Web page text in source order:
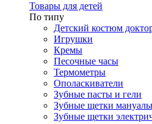
Товары для детей
По типу
Детский костюм
Игрушки
Кремы
Песочные часы
Термометры
Ополаскиватели
Зубные пасты и гели
Зубные щетки
Зубные щетки